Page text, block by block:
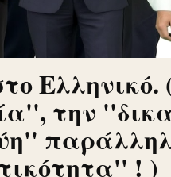
Ελληνικό.
την
! )